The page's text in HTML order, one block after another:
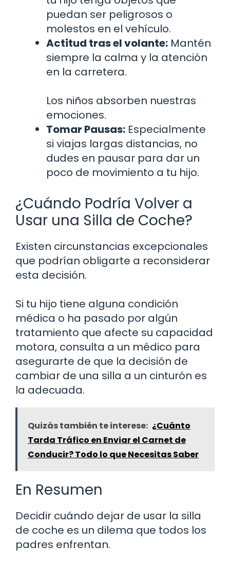
puedan ser peligrosos o
molestos en el vehículo.
Actitud tras el volante: Mantén
siempre la calma y la atención
en la carretera.
Los niños absorben nuestras
emociones.
Tomar Pausas: Especialmente
si viajas largas distancias, no
dudes en pausar para dar un
poco de movimiento a tu hijo.
¿Cuándo Podría Volver a
Usar una Silla de Coche?
Existen circunstancias excepcionales
que podrían obligarte a reconsiderar
esta decisión.
Si tu hijo tiene alguna condición
médica o ha pasado por algún
tratamiento que afecte su capacidad
motora, consulta a un médico para
asegurarte de que la decisión de
cambiar de una silla a un cinturón es
la adecuada.
Quizás también te interese: ¿Cuánto
Tarda Tráfico en Enviar el Carnet de
Conducir? Todo lo que Necesitas Saber
En Resumen
Decidir cuándo dejar de usar la silla
de coche es un dilema que todos los
padres enfrentan.